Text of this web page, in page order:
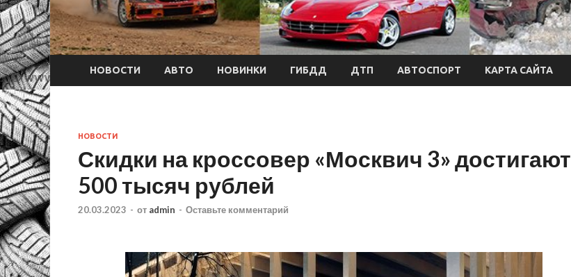
НОВОСТИ АВТО НОВИНКИ ГИБДД ДТП АВТОСПОРТ КАРТА САЙТА
НОВОСТИ
Скидки на кроссовер «Москвич 3» достигают
500 тысяч рублей
20.03.2023 - от admin - Оставьте комментарий